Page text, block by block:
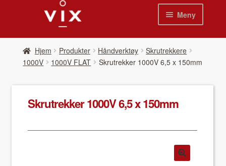
Hopp
til
navigasjon
Hopp
til
innhold
Meny
Hjem
Hjem Pro­duk­ter Håndverktøy
Skrutrekkere
1000V
1000V FLAT Skrutrekker 1000V 6,5 x 150mm
Skrutrekker 1000V 6,5 x 150mm